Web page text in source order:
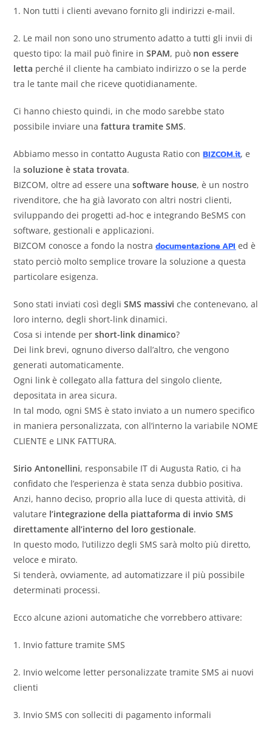
1. Non tutti i clienti avevano fornito gli indirizzi e-mail.
2. Le mail non sono uno strumento adatto a tutti gli invii di
questo tipo: la mail può finire inSPAM, può non essere
letta perché il cliente ha cambiato indirizzo o se la perde
tra le tante mail che riceve quotidianamente.
Ci hanno chiesto quindi, in che modo sarebbe stato
possibile inviare unafattura tramite SMS.
Abbiamo messo in contatto Augusta Ratio conBIZCOM.it, e
lasoluzione è stata trovata.
BIZCOM, oltre ad essere unasoftware house, è un nostro
rivenditore, che ha già lavorato con altri nostri clienti,
sviluppando dei progetti ad-hoc e integrando BeSMS con
software, gestionali e applicazioni.
BIZCOM conosce a fondo la nostradocumentazione API ed è
stato perciò molto semplice trovare la soluzione a questa
particolare esigenza.
Sono stati inviati così degliSMS massivi che contenevano, al
loro interno, degli short-link dinamici.
Cosa si intende pershort-link dinamico?
Dei link brevi, ognuno diverso dall’altro, che vengono
generati automaticamente.
Ogni link è collegato alla fattura del singolo cliente,
depositata in area sicura.
In tal modo, ogni SMS è stato inviato a un numero specifico
in maniera personalizzata, con all’interno la variabile NOME
CLIENTE e LINK FATTURA.
Sirio Antonellini, responsabile IT di Augusta Ratio, ci ha
confidato che l’esperienza è stata senza dubbio positiva.
Anzi, hanno deciso, proprio alla luce di questa attività, di
valutare l’integrazione della piattaforma di invio SMS
direttamente all’interno del loro gestionale.
In questo modo, l’utilizzo degli SMS sarà molto più diretto,
veloce e mirato.
Si tenderà, ovviamente, ad automatizzare il più possibile
determinati processi.
Ecco alcune azioni automatiche che vorrebbero attivare:
1. Invio fatture tramite SMS
2. Invio welcome letter personalizzate tramite SMS ai nuovi
clienti
3. Invio SMS con solleciti di pagamento informali